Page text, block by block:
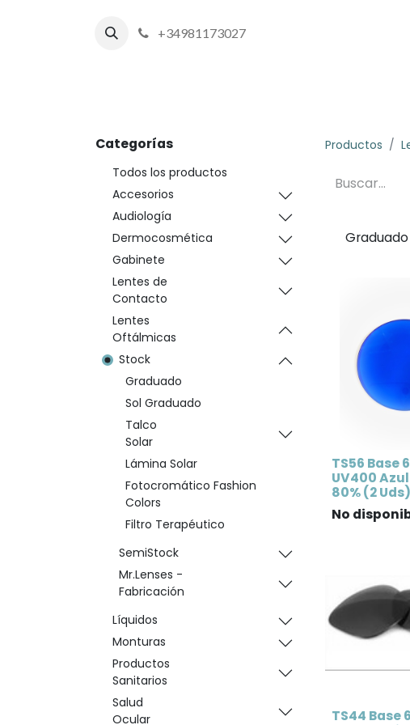
+34981173027
Categorías
Todos los productos
Accesorios
Audiología
Dermocosmética
Gabinete
Lentes de
Contacto
Lentes
Oftálmicas
Stock
Graduado
Sol Graduado
Talco
Solar
Lámina Solar
Fotocromático Fashion
Colors
Filtro Terapéutico
SemiStock
Mr.Lenses -
Fabricación
Líquidos
Monturas
Productos
Sanitarios
Salud
Ocular
Productos
Graduado
TS56 Base
UV400
80% (2 Uds)
No
TS44 Base